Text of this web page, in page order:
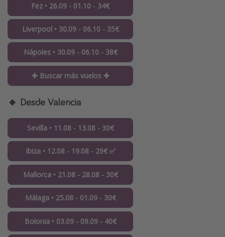
Fez ‣ 26.09 - 01.10 - 34€
Liverpool ‣ 30.09 - 06.10 - 35€
Nápoles ‣ 30.09 - 06.10 - 38€
✚ Buscar más vuelos ✚
🔸 Desde Valencia
Sevilla ‣ 11.08 - 13.08 - 30€
Ibiza ‣ 12.08 - 19.08 - 29€ ✅
Mallorca ‣ 21.08 - 28.08 - 30€
Málaga ‣ 25.08 - 01.09 - 30€
Bolonia ‣ 03.09 - 09.09 - 40€